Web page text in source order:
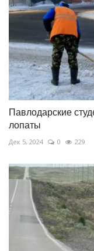
Павлодарские
лопаты
Дек 5, 2024 0 229